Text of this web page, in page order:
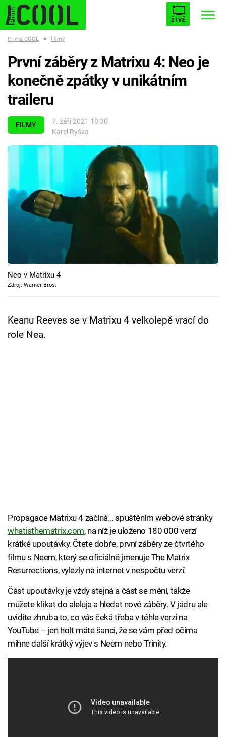
ŽIVĚ
ESCAPE PLNEJ KOTEL AVENGERS 5
Témata
Filmy
Seriály
Hry
Pořady
TV Program
Prima COOL ■ Filmy
FILMY
7. září 2021 19:30
Karel Ryška
První záběry z Matrixu 4: Neo je
konečně zpátky v unikátním
traileru
Neo v Matrixu 4
Zdroj: Warner Bros.
Keanu Reeves se v Matrixu 4 velkolepě vrací do
role Nea.
Propagace Matrixu 4 začíná... spuštěním webové stránky
whatisthematrix.com, na níž je uloženo 180 000 verzí
krátké upoutávky. Čtete dobře, první záběry ze čtvrtého
filmu s Neem, který se oficiálně jmenuje The Matrix
Resurrections, vylezly na internet v nespočtu verzí.
Část upoutávky je vždy stejná a část se mění, takže
můžete klikat do aleluja a hledat nové záběry. V jádru ale
uvidíte zhruba to, co vás čeká třeba v téhle verzi na
YouTube – jen holt máte šanci, že se vám před očima
mihne další krátký výjev s Neem nebo Trinity.